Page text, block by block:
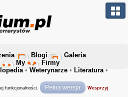
Blogi
Galeria
My
Firmy
• Weterynarze • Literatura•
funkcjonalności. Pełna wersja Wesprzyj